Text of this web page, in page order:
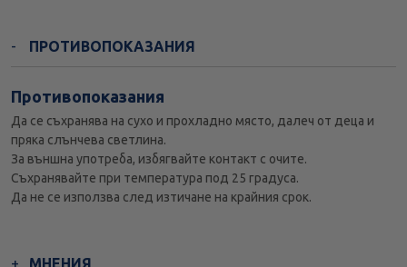
ПРОТИВОПОКАЗАНИЯ
Противопоказания
Да се съхранява на сухо и прохладно място, далеч от деца и
пряка слънчева светлина.
За външна употреба, избягвайте контакт с очите.
Съхранявайте при температура под 25 градуса.
Да не се използва след изтичане на крайния срок.
МНЕНИЯ